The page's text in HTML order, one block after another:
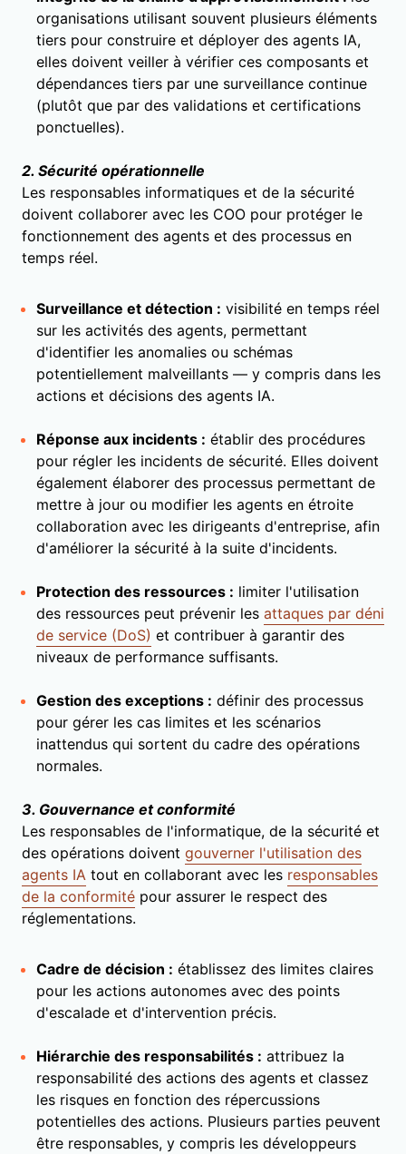
organisations utilisant souvent plusieurs éléments
tiers pour construire et déployer des agents IA,
elles doivent veiller à vérifier ces composants et
dépendances tiers par une surveillance continue
(plutôt que par des validations et certifications
ponctuelles).
2. Sécurité opérationnelle
Les responsables informatiques et de la sécurité
doivent collaborer avec les COO pour protéger le
fonctionnement des agents et des processus en
temps réel.
Surveillance et détection : visibilité en temps réel
sur les activités des agents, permettant
d'identifier les anomalies ou schémas
potentiellement malveillants — y compris dans les
actions et décisions des agents IA.
Réponse aux incidents : établir des procédures
pour régler les incidents de sécurité. Elles doivent
également élaborer des processus permettant de
mettre à jour ou modifier les agents en étroite
collaboration avec les dirigeants d'entreprise, afin
d'améliorer la sécurité à la suite d'incidents.
Protection des ressources : limiter l'utilisation
des ressources peut prévenir les attaques par déni
de service (DoS) et contribuer à garantir des
niveaux de performance suffisants.
Gestion des exceptions : définir des processus
pour gérer les cas limites et les scénarios
inattendus qui sortent du cadre des opérations
normales.
3. Gouvernance et conformité
Les responsables de l'informatique, de la sécurité et
des opérations doivent gouverner l'utilisation des
agents IA tout en collaborant avec les responsables
de la conformité pour assurer le respect des
réglementations.
Cadre de décision : établissez des limites claires
pour les actions autonomes avec des points
d'escalade et d'intervention précis.
Hiérarchie des responsabilités : attribuez la
responsabilité des actions des agents et classez
les risques en fonction des répercussions
potentielles des actions. Plusieurs parties peuvent
être responsables, y compris les développeurs